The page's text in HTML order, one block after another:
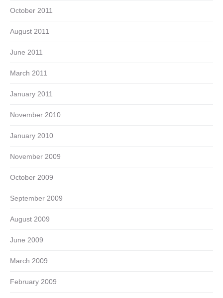
October 2011
August 2011
June 2011
March 2011
January 2011
November 2010
January 2010
November 2009
October 2009
September 2009
August 2009
June 2009
March 2009
February 2009